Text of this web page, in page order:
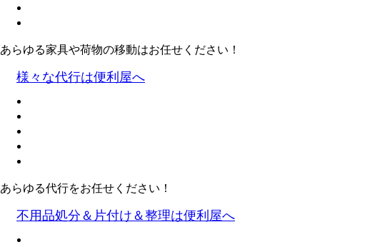
あらゆる家具や荷物の移動はお任せください！
様々な代行は便利屋へ
あらゆる代行をお任せください！
不用品処分＆片付け＆整理は便利屋へ